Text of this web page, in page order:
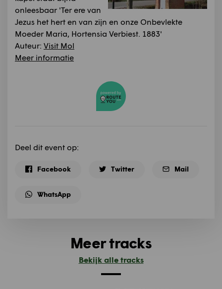
onleesbaar 'Ter ere van
Jezus het hert en van zijn en onze Onbevlekte
Moeder Maria, Hortensia Verbiest. 1883'
Auteur: Visit Mol
Meer informatie
Deel dit event op:
Facebook Twitter Mail
WhatsApp
Meer tracks
Bekijk alle tracks